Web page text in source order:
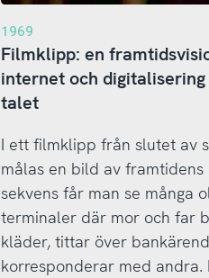
1969
Filmklipp: en
internet och
talet
I ett filmklipp från slutet av
målas en bild av framtidens
sekvens får man se många
terminaler där mor och far
kläder, tittar över
korresponderar med andra.